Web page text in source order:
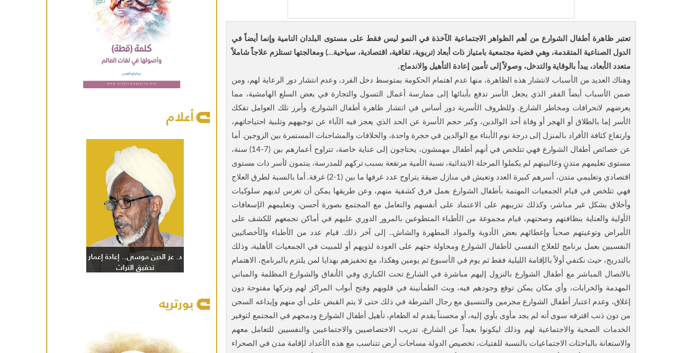
تعتبر ظاهرة أطفال الشوارع من أهم الظواهر الاجتماعية الآخذة في النمو ليس فقط على مستوى البلدان النامية وإنما أيضاً في
الدول الصناعية المتقدمة، وهي قضية مجتمعية بامتياز ذات أبعاد (تربوية، ثقافية، اقتصادية، سياحية...) ومعالجتها تستلزم علاجاً شاملاً
متعدد الأبعاد، يبدأ بالوقاية والتدخل، وصولاً إلى تأمين إعادة التأهيل والاندماج.
وهناك العديد من الأسباب لانتشار هذه الظاهرة، منها عدم اهتمام الحكومة بمتوسط دخل الفرد، وعدم انتشار دور الرعاية لهم، ومن
ضمن الأسباب أيضاً الفقر‏ الذي يجعل الأسر تدفع بأبنائها إلى ممارسة أعمال التسول والتجارة في بعض السلع الهامشية، مما
يعرضهم لانحرافات ومخاطر الشارع‏.‏ وللظروف الأسرية دور أساس في انتشار ظاهرة أطفال الشوارع، وأبرز تلك العوامل تفكك
الأسر إما بالطلاق أو الهجر أو وفاة أحد الوالدين‏، وكبر حجم الأسرة عن الحد الذي يعجز فيه الآباء عن توجيههم وتلبية احتياجاتهم‏،
وارتفاع كثافة الأفراد بالمنزل إلى درجة نوم الأبناء مع الوالدين في حجرة واحدة‏، والخلافات والمشاحنات المستمرة بين الزوجين‏.‏ أما
عن خصائص أطفال الشوارع فهي تتلخص في أنهم أطفال مهمشون، يحتاجون إلى عناية خاصة، تتراوح أعمارهم بين (7-14) سنة،
مستوى تعليمهم متدنٍ وغالبيتهم لم يكملوا المرحلة الابتدائية، نسبة الأمية مرتفعة بسبب تركهم للمدرسة، ينتمون لأسر ذات مستوى
اقتصادي وتعليمي متدن، أسرهم كبيرة العدد وتعيش في منازل ضيقة يتراوح عدد غرفها ما بين (1-2) غرفة. أما بالنسبة لطرق العلاج
فهي تتلخص في قيام الجمعيات المهتمة بأطفال الشوارع بعمل فرق كشفية منهم، وعن طريقها يمكن أن تغرس لديهم سلوكيات
وأخلاق بشكل غير مباشر، وكذلك تدريبهم على الاعتماد على أنفسهم والتعامل مع المجتمع بصورة أحسن، وتعليمهم الإسعافات
الأولية والعناية بنظافتهم وصحتهم، قيام مجموعة من الأطباء المتطوعين بالمرور الدوري عليهم في أماكن تجمعهم للكشف على
الأمراض وتوعيتهم صحياً وإعطائهم بعض الأدوية والمواد المطهرة والشاش.. إلى آخر ذلك. قيام عدد من الأطباء والأخصائيين
النفسيين بعمل برنامج للعلاج النفسي لأطفال الشوارع ومحاولة حثهم على العودة لذويهم أو للمبيت في الجمعيات الأهلية، وذلك
بالتدريج، حيث نكتفي أولاً بالإقامة الليلية فقط ثم يوم في الأسبوع ثم يومين وهكذا، مع تحفيزهم بهدايا لمن يلتزم بالبرنامج، الاهتمام
بالاتصال المباشر مع أطفال الشوارع بالنزول إليهم مباشرة في الشارع تحت الكباري وفي الأنفاق والشوارع المظلمة والمباني
المهدمة والخرابات، وأي مكان يمكن توقع وجودهم فيه، وبث الطمأنينة في قلوبهم وفتح أبواب المراكز لهم وتركها مفتوحة دون
إغلاق، وعدم اعتبار أطفال الشوارع مجرمين والتنسيق مع رجال الشرطة في ذلك حتى لا يتم القبض على أي منهم وإيداعه السجن
من دون ذنب اقترفه سوى أنه لم يجد مأوى يأوي إليه، أو محسناً يقدم له الطعام، تأهيل أطفال الشوارع ودمجهم في المجتمع لتوفير
الخدمات الصحية والاجتماعية لهم وذلك ليكونوا بعيداً عن الشارع، تدريب الاختصاصيين والاجتماعيين والنفسيين للتعامل معهم
والاستعانة بالباحثات الاجتماعيات بالنسبة للفتيات، تخصيص الدولة مساحات أرض تتناسب مع هذه الأعداد لإقامة مدن في الصحراء
أعلام
د. عز الدين موسى.. إعادة إعمار
تحقيق التراث
بورتريه